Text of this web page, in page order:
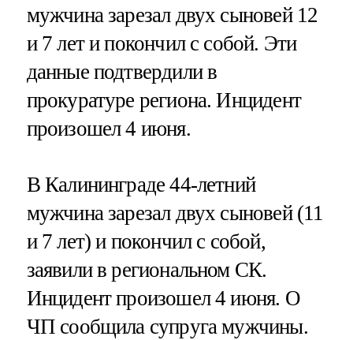
мужчина зарезал двух сыновей 12
и 7 лет и покончил с собой. Эти
данные подтвердили в
прокуратуре региона. Инцидент
произошел 4 июня.
В Калининграде 44-летний
мужчина зарезал двух сыновей (11
и 7 лет) и покончил с собой,
заявили в региональном СК.
Инцидент произошел 4 июня. О
ЧП сообщила супруга мужчины.